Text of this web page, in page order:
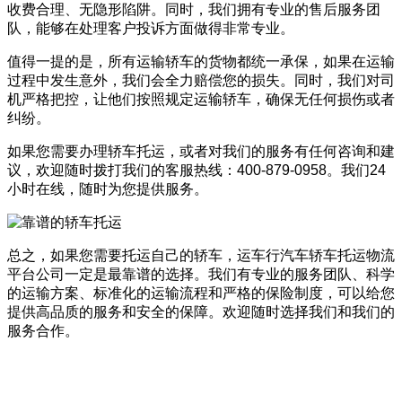
收费合理、无隐形陷阱。同时，我们拥有专业的售后服务团
队，能够在处理客户投诉方面做得非常专业。
值得一提的是，所有运输轿车的货物都统一承保，如果在运输
过程中发生意外，我们会全力赔偿您的损失。同时，我们对司
机严格把控，让他们按照规定运输轿车，确保无任何损伤或者
纠纷。
如果您需要办理轿车托运，或者对我们的服务有任何咨询和建
议，欢迎随时拨打我们的客服热线：400-879-0958。我们24
小时在线，随时为您提供服务。
总之，如果您需要托运自己的轿车，运车行汽车轿车托运物流
平台公司一定是最靠谱的选择。我们有专业的服务团队、科学
的运输方案、标准化的运输流程和严格的保险制度，可以给您
提供高品质的服务和安全的保障。欢迎随时选择我们和我们的
服务合作。